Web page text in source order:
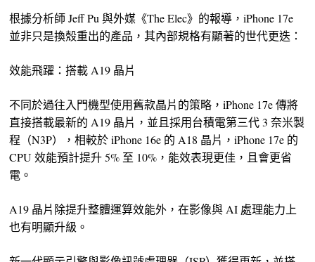
根據分析師 Jeff Pu 與外媒《The Elec》的報導，iPhone 17e
並非只是換殼重出的產品，其內部規格有顯著的世代更迭：
效能飛躍：搭載 A19 晶片
不同於過往入門機型使用舊款晶片的策略，iPhone 17e 傳將
直接搭載最新的 A19 晶片，並且採用台積電第三代 3 奈米製
程（N3P），相較於 iPhone 16e 的 A18 晶片，iPhone 17e 的
CPU 效能預計提升 5% 至 10%，能效表現更佳，且會更省
電。
A19 晶片除提升整體運算效能外，在影像與 AI 處理能力上
也有明顯升級。